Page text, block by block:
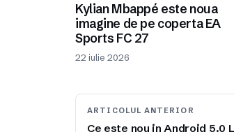
Kylian Mbappé este noua
imagine de pe coperta EA
Sports FC 27
22 iulie 2026
ARTICOLUL ANTERIOR
Ce este nou in Android 5.0